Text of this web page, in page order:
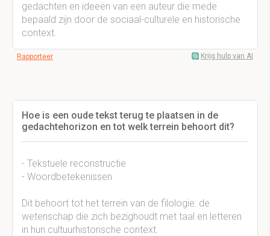
gedachten en ideeën van een auteur die mede
bepaald zijn door de sociaal-culturele en historische
context.
Rapporteer Krijg hulp van AI
Hoe is een oude tekst terug te plaatsen in de
gedachtehorizon en tot welk terrein behoort dit?
- Tekstuele reconstructie
- Woordbetekenissen
Dit behoort tot het terrein van de filologie: de
wetenschap die zich bezighoudt met taal en letteren
in hun cultuurhistorische context.